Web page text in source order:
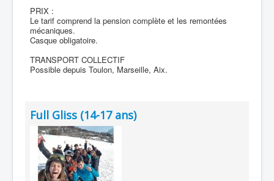
PRIX :
Le tarif comprend la pension complète et les remontées
mécaniques.
Casque obligatoire.
TRANSPORT COLLECTIF
Possible depuis Toulon, Marseille, Aix.
Full Gliss (14-17 ans)